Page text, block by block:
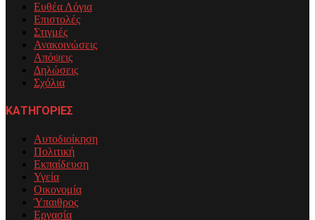
Ευθέα Λόγια
Επιστολές
Στιγμές
Ανακοινώσεις
Απόψεις
Δηλώσεις
Σχόλια
ΚΑΤΗΓΟΡΙΕΣ
Αυτοδιοίκηση
Πολιτική
Εκπαίδευση
Υγεία
Οικονομία
Ύπαιθρος
Εργασία